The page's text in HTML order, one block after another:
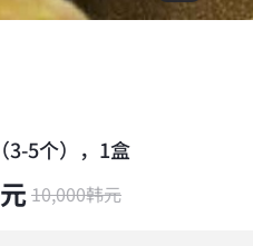
3-5个），1盒
10,000韩元